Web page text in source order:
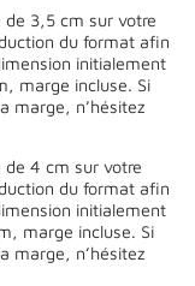
3,5 cm sur votre
du format afin
initialement
marge incluse. Si
marge, n’hésitez
4 cm sur votre
du format afin
initialement
marge incluse. Si
marge, n’hésitez